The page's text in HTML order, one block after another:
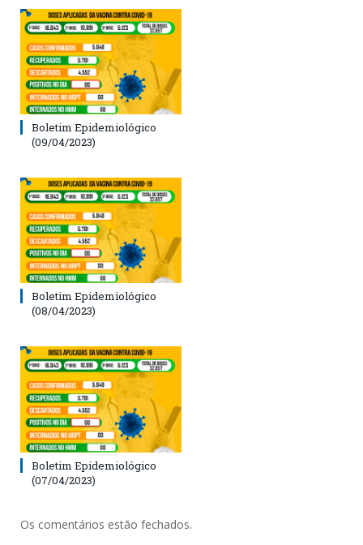
Boletim Epidemiológico
(09/04/2023)
Boletim Epidemiológico
(08/04/2023)
Boletim Epidemiológico
(07/04/2023)
Os comentários estão fechados.